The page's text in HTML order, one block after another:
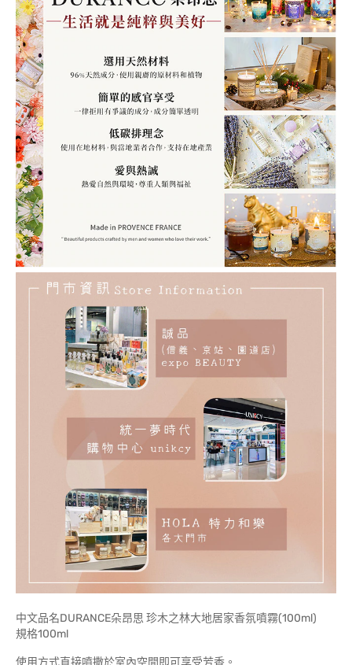
中文品名DURANCE朵昂思 珍木之林大地居家香氛噴霧(100ml)
規格100ml
使用方式直接噴撒於室內空間即可享受芳香。